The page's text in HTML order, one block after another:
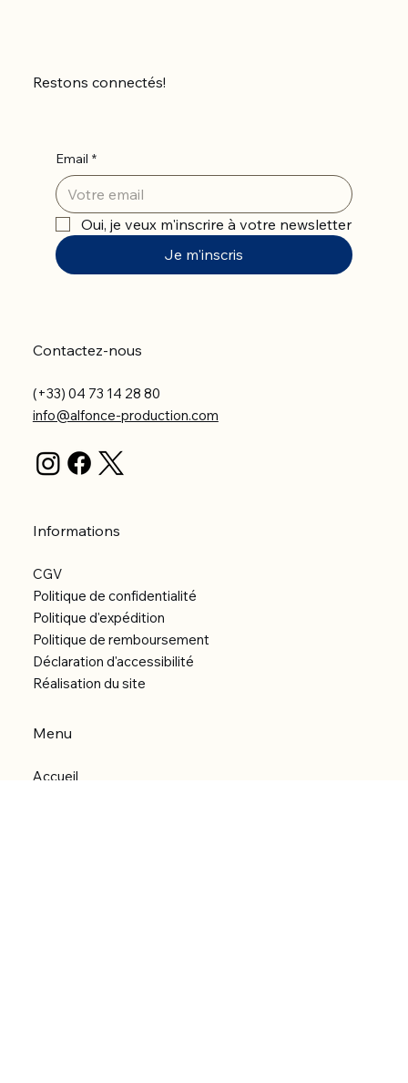
Restons connectés!
Email *
Oui, je veux m'inscrire à votre newsletter
Je m'inscris
Contactez-nous
(+33) 04 73 14 28 80
info@alfonce-production.com
Informations
CGV
Politique de confidentialité
Politique d'expédition
Politique de remboursement
Déclaration d'accessibilité
Réalisation du site
Menu
Accueil